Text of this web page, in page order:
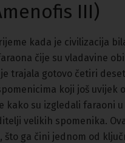
III)
kada je civilizacija
čije su vladavine
trajala gotovo četiri
koji još uvijek
su izgledali faraoni
velikih spomenika.
ga čini jednom od